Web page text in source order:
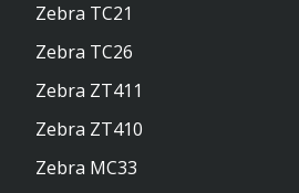
Zebra TC21
Zebra TC26
Zebra ZT411
Zebra ZT410
Zebra MC33